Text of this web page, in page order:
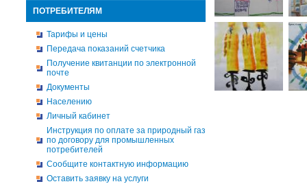
ПОТРЕБИТЕЛЯМ
Тарифы и цены
Передача показаний счетчика
Получение квитанции по электронной
почте
Документы
Населению
Личный кабинет
Инструкция по оплате за природный газ
по договору для промышленных
потребителей
Сообщите контактную информацию
Оставить заявку на услуги